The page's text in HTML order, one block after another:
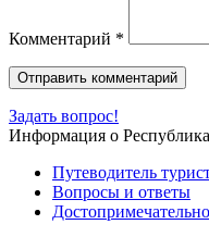
Комментарий *
Задать вопрос!
Информация о
Путеводитель
Вопросы и ответы